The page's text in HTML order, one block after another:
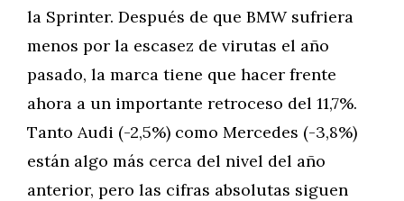
la Sprinter. Después de que BMW sufriera
menos por la escasez de virutas el año
pasado, la marca tiene que hacer frente
ahora a un importante retroceso del 11,7%.
Tanto Audi (-2,5%) como Mercedes (-3,8%)
están algo más cerca del nivel del año
anterior, pero las cifras absolutas siguen